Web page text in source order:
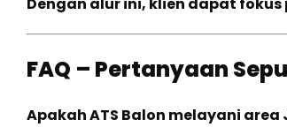
FAQ – Pertanyaan
Apakah ATS Balon melayani